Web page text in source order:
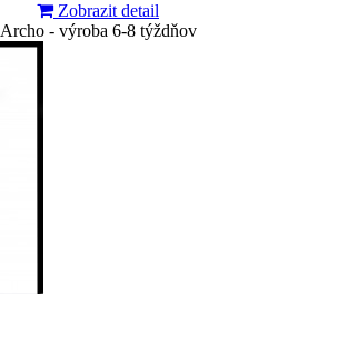
Zobrazit detail
Archo - výroba 6-8 týždňov